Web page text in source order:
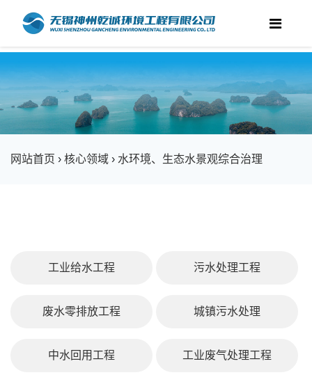
网站首页 › 核心领域 › 水环境、生态水景观综合治理
工业给水工程 污水处理工程
废水零排放工程 城镇污水处理
中水回用工程 工业废气处理工程